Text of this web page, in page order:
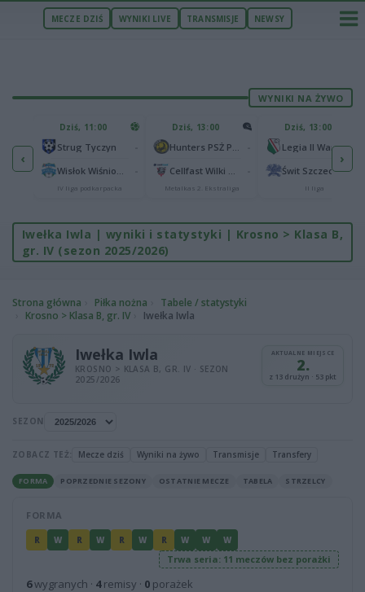
MECZE DZIŚ WYNIKI LIVE TRANSMISJE NEWSY
WYNIKI NA ŻYWO
‹
Podbeskidzie Bielsko-Biała2
2
Dziś, 11:00
Strug Tyczyn
IV liga podkarpacka
Dziś, 13:00
Metalkas 2. Ekstraliga
Dziś, 13:00
Legia II Warszawa
Świt Szczecin
II liga
›
Iwełka Iwla | wyniki i statystyki | Krosno > Klasa B,
gr. IV (sezon 2025/2026)
Strona główna Piłka nożna
Tabele / statystyki
Krosno > Klasa B, gr. IV
Iwełka Iwla
Iwełka Iwla
KROSNO > KLASA B, GR. IV · SEZON
2025/2026
AKTUALNE MIEJSCE
2.
z 13 drużyn · 53 pkt
SEZON
ZOBACZ TEŻ: Mecze dziś Wyniki na żywo Transmisje Transfery
FORMA POPRZEDNIE SEZONY OSTATNIE MECZE TABELA STRZELCY
FORMA
R W R W R W R W W W
Trwa seria: 11 meczów bez porażki
6wygranych · 4remisy · 0 porażek